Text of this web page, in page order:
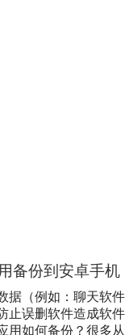
备份到安卓手机
据（例如：聊天软件
止误删软件造成软件
用如何备份？很多从